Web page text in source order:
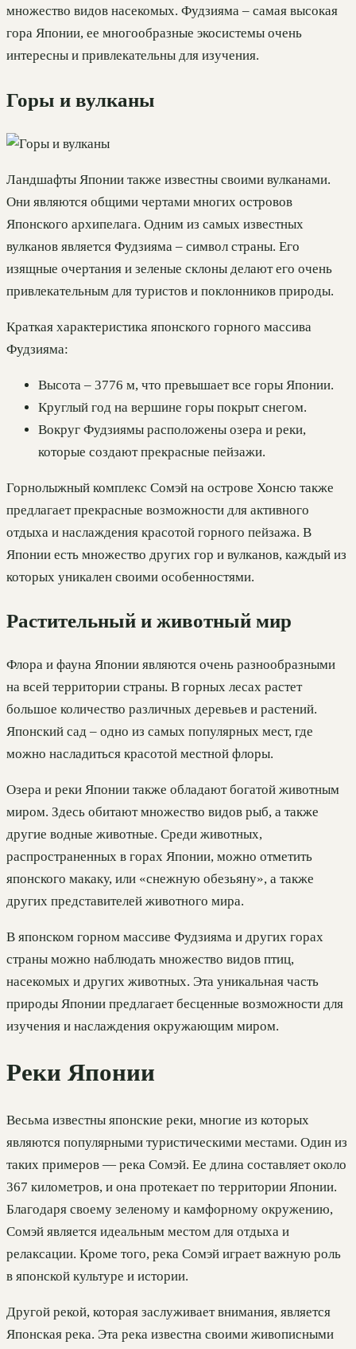
множество видов насекомых. Фудзияма – самая высокая
гора Японии, ее многообразные экосистемы очень
интересны и привлекательны для изучения.
Горы и вулканы
Ландшафты Японии также известны своими вулканами.
Они являются общими чертами многих островов
Японского архипелага. Одним из самых известных
вулканов является Фудзияма – символ страны. Его
изящные очертания и зеленые склоны делают его очень
привлекательным для туристов и поклонников природы.
Краткая характеристика японского горного массива
Фудзияма:
Высота – 3776 м, что превышает все горы Японии.
Круглый год на вершине горы покрыт снегом.
Вокруг Фудзиямы расположены озера и реки,
которые создают прекрасные пейзажи.
Горнолыжный комплекс Сомэй на острове Хонсю также
предлагает прекрасные возможности для активного
отдыха и наслаждения красотой горного пейзажа. В
Японии есть множество других гор и вулканов, каждый из
которых уникален своими особенностями.
Растительный и животный мир
Флора и фауна Японии являются очень разнообразными
на всей территории страны. В горных лесах растет
большое количество различных деревьев и растений.
Японский сад – одно из самых популярных мест, где
можно насладиться красотой местной флоры.
Озера и реки Японии также обладают богатой животным
миром. Здесь обитают множество видов рыб, а также
другие водные животные. Среди животных,
распространенных в горах Японии, можно отметить
японского макаку, или «снежную обезьяну», а также
других представителей животного мира.
В японском горном массиве Фудзияма и других горах
страны можно наблюдать множество видов птиц,
насекомых и других животных. Эта уникальная часть
природы Японии предлагает бесценные возможности для
изучения и наслаждения окружающим миром.
Реки Японии
Весьма известны японские реки, многие из которых
являются популярными туристическими местами. Один из
таких примеров — река Сомэй. Ее длина составляет около
367 километров, и она протекает по территории Японии.
Благодаря своему зеленому и камфорному окружению,
Сомэй является идеальным местом для отдыха и
релаксации. Кроме того, река Сомэй играет важную роль
в японской культуре и истории.
Другой рекой, которая заслуживает внимания, является
Японская река. Эта река известна своими живописными